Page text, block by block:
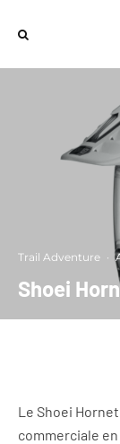
Trail Adventure ·
Shoei
Le Shoei
commerciale